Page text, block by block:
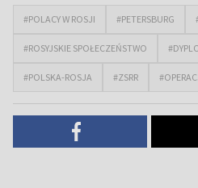
#POLACY W ROSJI #PETERSBURG
#ROSYJSKIE SPOŁECZEŃSTWO
#POLSKA-ROSJA #ZSRR